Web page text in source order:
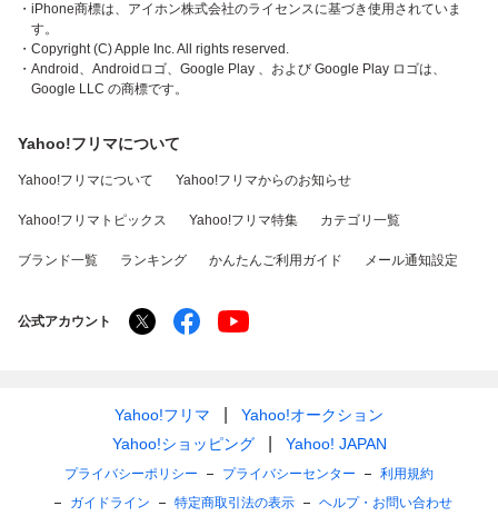
・iPhone商標は、アイホン株式会社のライセンスに基づき使用されていま
す。
・Copyright (C) Apple Inc. All rights reserved.
・Android、Androidロゴ、Google Play 、および Google Play ロゴは、
Google LLC の商標です。
Yahoo!フリマについて
Yahoo!フリマについて Yahoo!フリマからのお知らせ
Yahoo!フリマトピックス Yahoo!フリマ特集 カテゴリ一覧
ブランド一覧 ランキング かんたんご利用ガイド メール通知設定
公式アカウント
Yahoo!フリマ
Yahoo!オークション
Yahoo!ショッピング
Yahoo! JAPAN
プライバシーポリシー プライバシーセンター
利用規約
ガイドライン
特定商取引法の表示 ヘルプ・お問い合わせ